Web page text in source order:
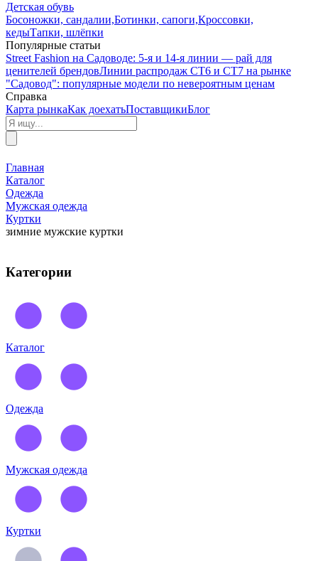
Детская обувь
Босоножки, сандалии,Ботинки, сапоги,Кроссовки,
кедыТапки, шлёпки
Популярные статьи
Street Fashion на Садоводе: 5-я и 14-я линии — рай для
ценителей брендовЛинии распродаж СТ6 и СТ7 на рынке
"Садовод": популярные модели по невероятным ценам
Справка
Карта рынкаКак доехатьПоставщикиБлог
Главная
Каталог
Одежда
Мужская одежда
Куртки
зимние мужские куртки
Категории
Каталог
Одежда
Мужская одежда
Куртки